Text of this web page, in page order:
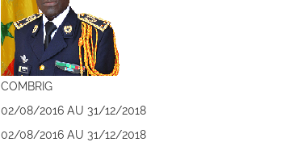
COMBRIG
02/08/2016 AU 31/12/2018
02/08/2016 AU 31/12/2018